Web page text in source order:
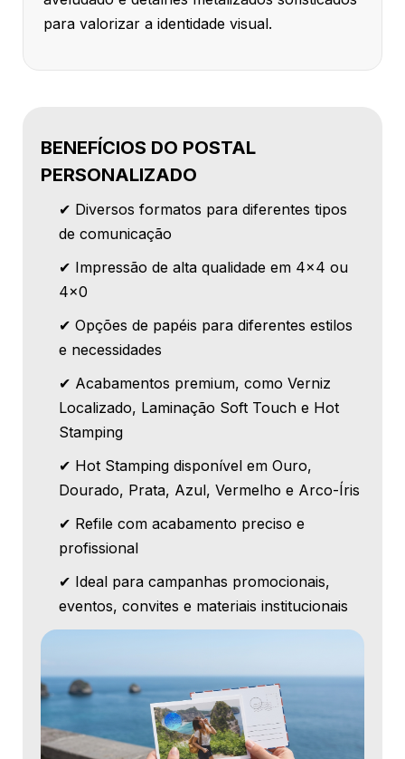
para valorizar a identidade visual.
BENEFÍCIOS DO POSTAL
PERSONALIZADO
✔ Diversos formatos para diferentes tipos
de comunicação
✔ Impressão de alta qualidade em 4x4 ou
4x0
✔ Opções de papéis para diferentes estilos
e necessidades
✔ Acabamentos premium, como Verniz
Localizado, Laminação Soft Touch e Hot
Stamping
✔ Hot Stamping disponível em Ouro,
Dourado, Prata, Azul, Vermelho e Arco-Íris
✔ Refile com acabamento preciso e
profissional
✔ Ideal para campanhas promocionais,
eventos, convites e materiais institucionais